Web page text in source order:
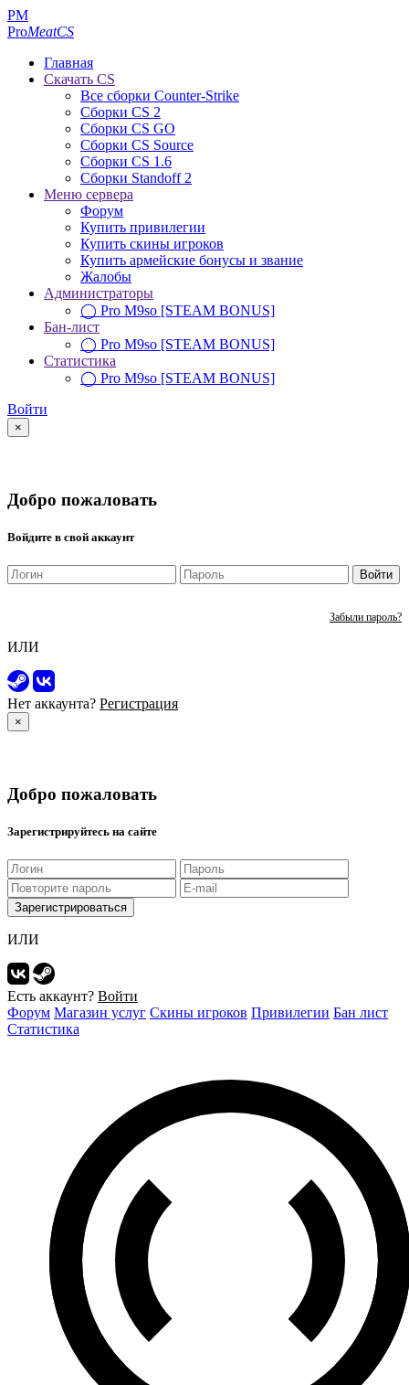
PM
ProMeatCS
Главная
Скачать CS
Все сборки Counter-Strike
Сборки CS 2
Сборки CS GO
Сборки CS Source
Сборки CS 1.6
Сборки Standoff 2
Меню сервера
Форум
Купить привилегии
Купить скины игроков
Купить армейские бонусы и звание
Жалобы
Администраторы
◯ Pro M9so [STEAM BONUS]
Бан-лист
◯ Pro M9so [STEAM BONUS]
Статистика
◯ Pro M9so [STEAM BONUS]
Войти
×
Добро пожаловать
Войдите в свой аккаунт
Войти
Забыли пароль?
ИЛИ
Нет аккаунта? Регистрация
×
Добро пожаловать
Зарегистрируйтесь на сайте
Зарегистрироваться
ИЛИ
Есть аккаунт? Войти
Форум Магазин услуг Скины игроков Привилегии Бан лист
Статистика